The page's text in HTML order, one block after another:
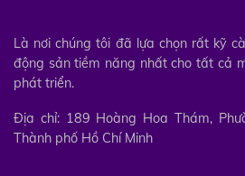
Là nơi chúng tôi đã lựa chọn rất kỹ
động sản tiềm năng nhất cho tất cả
phát triển.
Địa chỉ: 189 Hoàng Hoa Thám,
Thành phố Hồ Chí Minh